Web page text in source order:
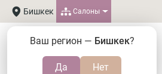
Бишкек
Ваш регион — Бишкек?
Салоны